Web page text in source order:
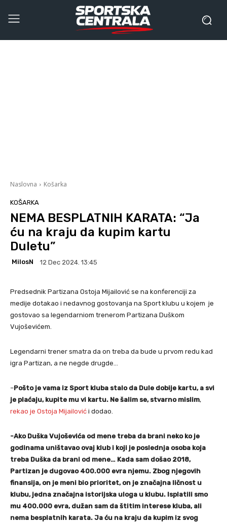
Naslovna Košarka
KOŠARKA
NEMA BESPLATNIH KARATA: “Ja
ću na kraju da kupim kartu
Duletu”
MilosN 12 Dec 2024. 13:45
Predsednik Partizana Ostoja Mijailović se na konferenciji za
medije dotakao i nedavnog gostovanja na Sport klubu u kojem je
gostovao sa legendarniom trenerom Partizana Duškom
Vujoševićem.
Legendarni trener smatra da on treba da bude u prvom redu kad
igra Partizan, a ne negde drugde…
–Pošto je vama iz Sport kluba stalo da Dule dobije kartu, a svi
je plaćaju, kupite mu vi kartu. Ne šalim se, stvarno mislim,
rekao je Ostoja Mijailović i dodao.
-Ako Duška Vujoševića od mene treba da brani neko ko je
godinama uništavao ovaj klub i koji je poslednja osoba koja
treba Duška da brani od mene… Kada sam došao 2018,
Partizan je dugovao 400.000 evra njemu. Zbog njegovih
finansija, on je meni bio prioritet, on je značajna ličnost u
klubu, jedna značajna istorijska uloga u klubu. Isplatili smo
mu 400.000 evra, dužan sam da štitim interese kluba, ali
nema besplatnih karata. Ja ću na kraju da kupim iz svog